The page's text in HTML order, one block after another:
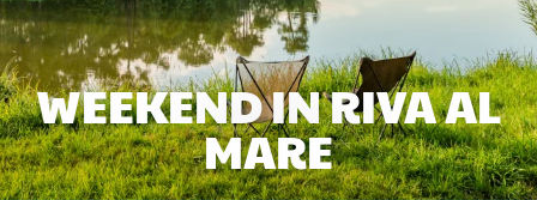
WEEKEND IN RIVA AL
MARE